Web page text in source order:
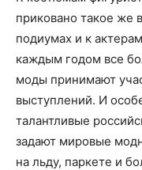
приковано такое же
подиумах и к
каждым годом все
моды принимают
выступлений. И
талантливые
задают мировые
на льду, паркете и